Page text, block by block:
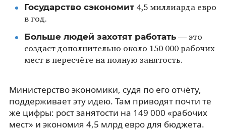
Государство сэкономит4,5 миллиарда евро
в год.
Больше людей захотят работать— это
создаст дополнительно около 150 000 рабочих
мест в пересчёте на полную занятость.
Министерство экономики, судя по его отчёту,
поддерживает эту идею. Там приводят почти те
же цифры: рост занятости на 149 000 «рабочих
мест» и экономия 4,5 млрд евро для бюджета.